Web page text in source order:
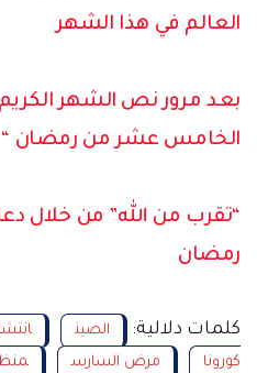
العالم في هذا الشهر
بعد مرور نص الشهر
الخامس عشر من رمضان “
“تقرب من الله” من خلال
رمضان
كلمات دلالية: الصين
كورونا
مرض السارس